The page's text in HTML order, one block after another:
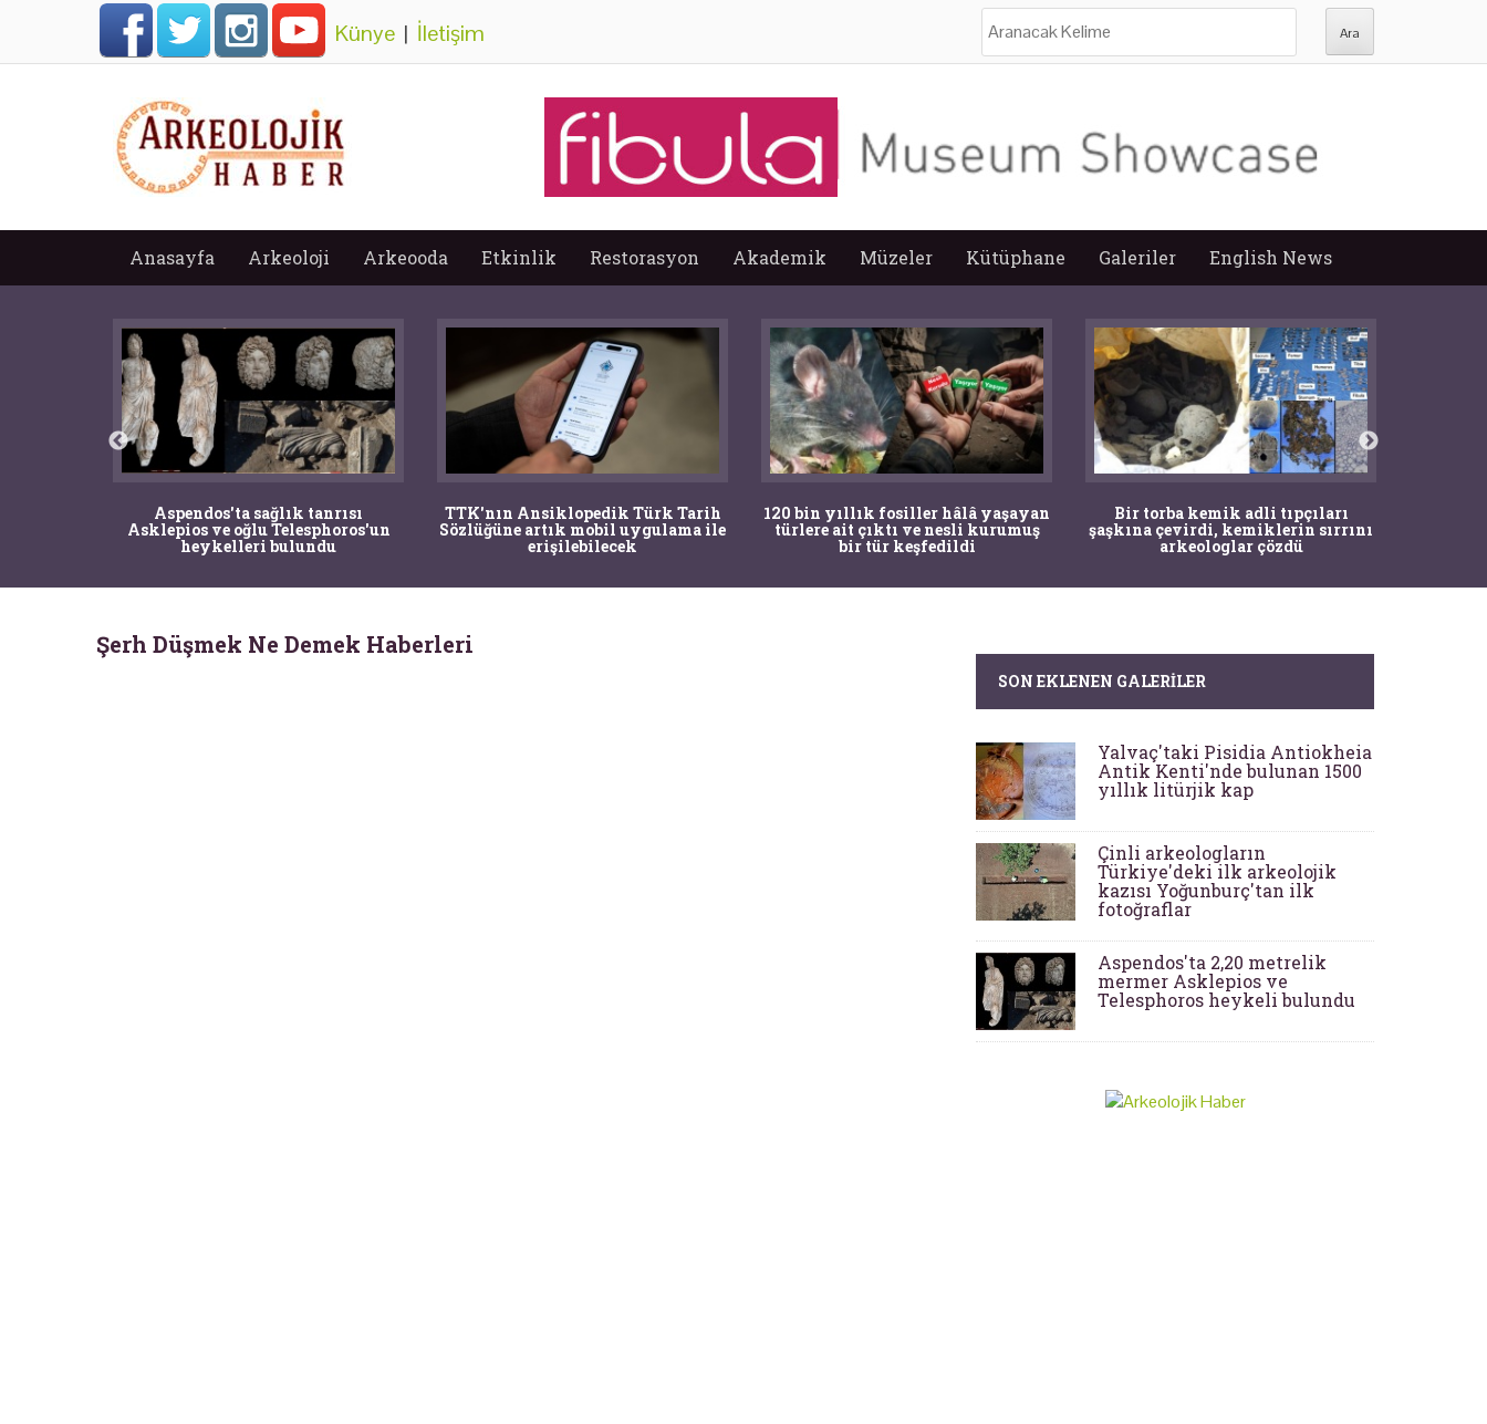
Künye | İletişim
Anasayfa Arkeoloji Arkeooda Etkinlik Restorasyon Akademik Müzeler Kütüphane Galeriler English News
Aspendos'ta sağlık tanrısı
Asklepios ve oğlu Telesphoros'un
heykelleri bulundu
TTK'nın Ansiklopedik Türk Tarih
Sözlüğüne artık mobil uygulama ile
erişilebilecek
120 bin yıllık fosiller hâlâ yaşayan
türlere ait çıktı ve nesli kurumuş
bir tür keşfedildi
Bir torba kemik adli tıpçıları
şaşkına çevirdi, kemiklerin sırrını
arkeologlar çözdü
Şerh Düşmek Ne Demek Haberleri
SON EKLENEN GALERILER
Yalvaç'taki Pisidia Antiokheia
Antik Kenti'nde bulunan 1500
yıllık litürjik kap
Çinli arkeologların
Türkiye'deki ilk arkeolojik
kazısı Yoğunburç'tan ilk
fotoğraflar
Aspendos'ta 2,20 metrelik
mermer Asklepios ve
Telesphoros heykeli bulundu